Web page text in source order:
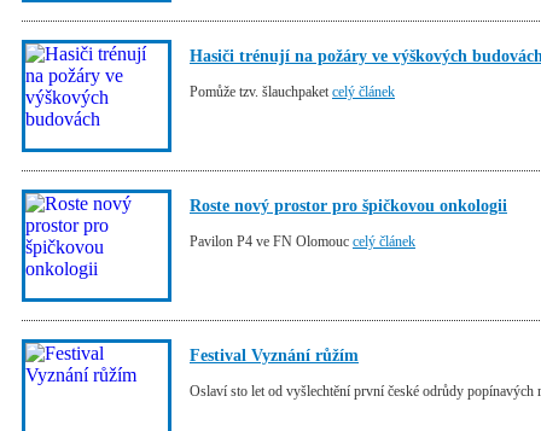
Hasiči trénují na požáry ve výškových
Pomůže tzv. šlauchpaket celý článek
Roste nový prostor pro špičkovou onkologii
Pavilon P4 ve FN Olomouc celý článek
Festival Vyznání růžím
Oslaví sto let od vyšlechtění první české odrůdy popínavých